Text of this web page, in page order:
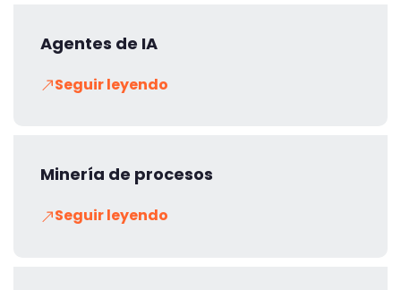
Agentes de IA
Seguir leyendo
Minería de procesos
Seguir leyendo